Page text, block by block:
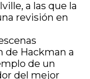
a las que la
revisión en
de Hackman a
de un
del mejor